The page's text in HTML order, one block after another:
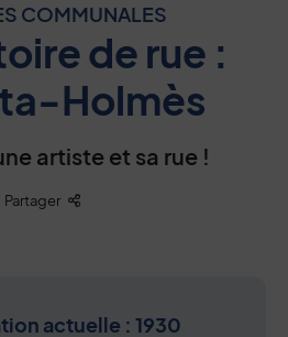
COMMUNALES
de rue :
Holmès
artiste et sa rue !
Partager Liste des liens de partage
actuelle : 1930